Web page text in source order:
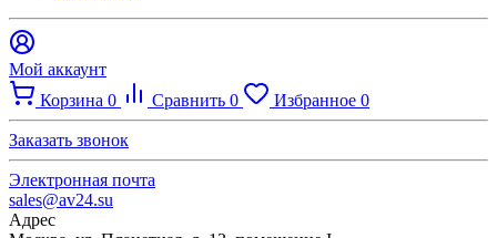
Мой аккаунт
Корзина 0 Сравнить 0 Избранное 0
Заказать звонок
Электронная почта
sales@av24.su
Адрес